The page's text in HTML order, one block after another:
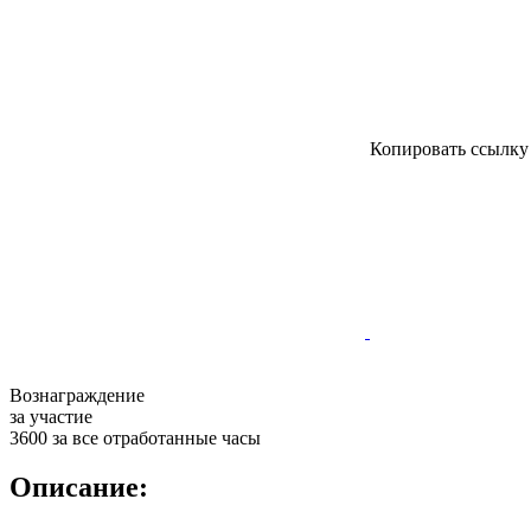
Копировать ссылку
Вознаграждение
за участие
3600 за все отработанные часы
Описание: